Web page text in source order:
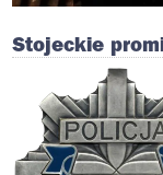
Stojeckie